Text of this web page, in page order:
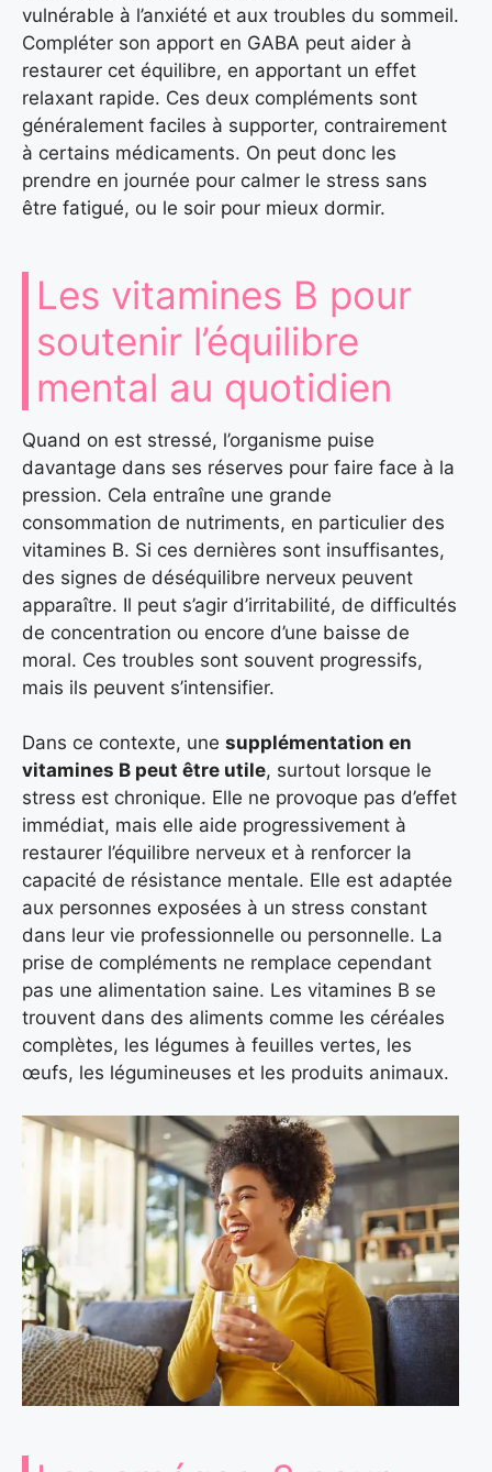
vulnérable à l’anxiété et aux troubles du sommeil.
Compléter son apport en GABA peut aider à
restaurer cet équilibre, en apportant un effet
relaxant rapide. Ces deux compléments sont
généralement faciles à supporter, contrairement
à certains médicaments. On peut donc les
prendre en journée pour calmer le stress sans
être fatigué, ou le soir pour mieux dormir.
Les vitamines B pour
soutenir l’équilibre
mental au quotidien
Quand on est stressé, l’organisme puise
davantage dans ses réserves pour faire face à la
pression. Cela entraîne une grande
consommation de nutriments, en particulier des
vitamines B. Si ces dernières sont insuffisantes,
des signes de déséquilibre nerveux peuvent
apparaître. Il peut s’agir d’irritabilité, de difficultés
de concentration ou encore d’une baisse de
moral. Ces troubles sont souvent progressifs,
mais ils peuvent s’intensifier.
Dans ce contexte, une supplémentation en
vitamines B peut être utile, surtout lorsque le
stress est chronique. Elle ne provoque pas d’effet
immédiat, mais elle aide progressivement à
restaurer l’équilibre nerveux et à renforcer la
capacité de résistance mentale. Elle est adaptée
aux personnes exposées à un stress constant
dans leur vie professionnelle ou personnelle. La
prise de compléments ne remplace cependant
pas une alimentation saine. Les vitamines B se
trouvent dans des aliments comme les céréales
complètes, les légumes à feuilles vertes, les
œufs, les légumineuses et les produits animaux.